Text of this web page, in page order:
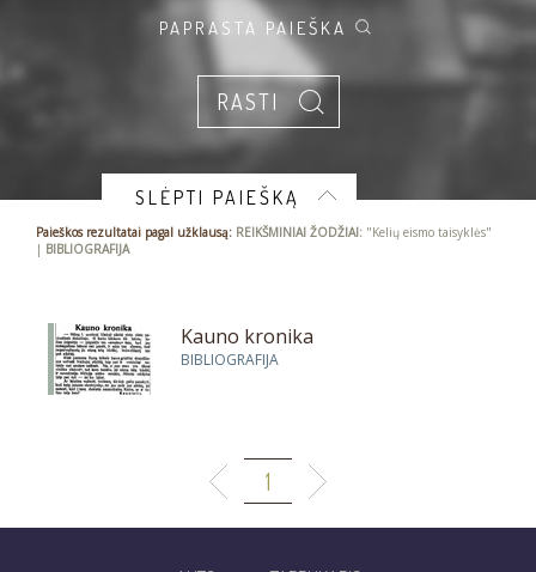
PAPRASTA PAIEŠKA
SLĖPTI PAIEŠKĄ
Paieškos rezultatai pagal užklausą: REIKŠMINIAI ŽODŽIAI: "Kelių eismo taisyklės"
| BIBLIOGRAFIJA
Kauno kronika
BIBLIOGRAFIJA
1